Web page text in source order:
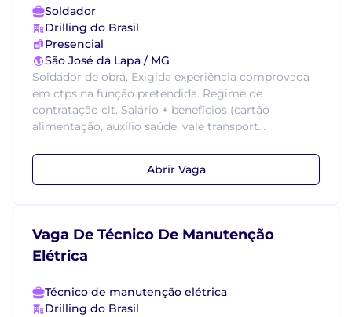
Soldador
Drilling do Brasil
Presencial
São José da Lapa / MG
Soldador de obra. Exigida experiência comprovada
em ctps na função pretendida. Regime de
contratação clt. Salário + benefícios (cartão
alimentação, auxílio saúde, vale transport...
Abrir Vaga
Vaga De Técnico De Manutenção
Elétrica
Técnico de manutenção elétrica
Drilling do Brasil